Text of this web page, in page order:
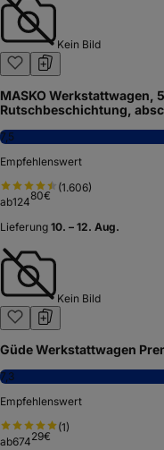
Kein Bild
MASKO Werkstattwagen,
Rutschbeschichtung,
7,5
Empfehlenswert
(1.606)
ab12480€
Lieferung 10. – 12. Aug.
Kein Bild
Güde Werkstattwagen
7,3
Empfehlenswert
(1)
ab67429€